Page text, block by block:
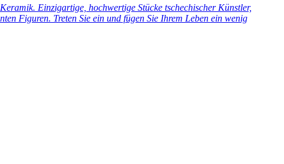
Einzigartige, hochwertige Stücke tschechischer Künstler,
Figuren. Treten Sie ein und fügen Sie Ihrem Leben ein wenig